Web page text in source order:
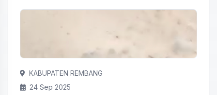
KABUPATEN REMBANG
24 Sep 2025